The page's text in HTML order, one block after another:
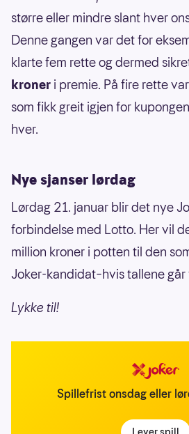
større eller mindre slant hver
Denne gangen var det for
klarte fem rette og dermed
kroner i premie. På fire rette
som fikk greit igjen for
hver.
Nye sjanser lørdag
Lørdag 21. januar blir det nye
forbindelse med Lotto. Her vil
million kroner i potten til den
Joker-kandidat–hvis tallene går
Lykke til!
Spillefrist onsdag eller